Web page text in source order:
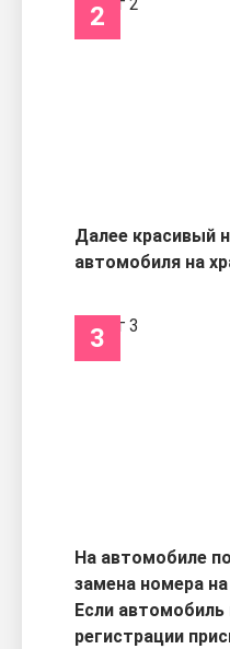
2
Далее красивый
автомобиля на
3
На автомобиле
замена номера
Если автомобиль
регистрации